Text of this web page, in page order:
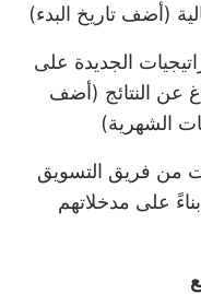
(أضف تاريخ البدء)
الجديدة على
عن النتائج (أضف
الشهرية)
من فريق التسويق
على مدخلاتهم